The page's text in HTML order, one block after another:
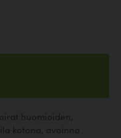
huomioiden,
kotona, avoinna